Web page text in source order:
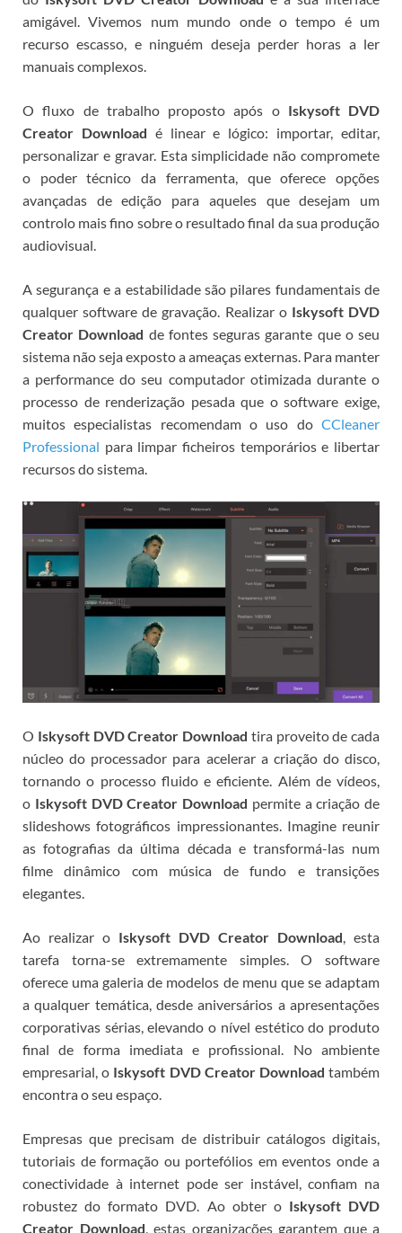
amigável. Vivemos num mundo onde o tempo é um
recurso escasso, e ninguém deseja perder horas a ler
manuais complexos.
O fluxo de trabalho proposto após o Iskysoft DVD
Creator Download é linear e lógico: importar, editar,
personalizar e gravar. Esta simplicidade não compromete
o poder técnico da ferramenta, que oferece opções
avançadas de edição para aqueles que desejam um
controlo mais fino sobre o resultado final da sua produção
audiovisual.
A segurança e a estabilidade são pilares fundamentais de
qualquer software de gravação. Realizar o Iskysoft DVD
Creator Download de fontes seguras garante que o seu
sistema não seja exposto a ameaças externas. Para manter
a performance do seu computador otimizada durante o
processo de renderização pesada que o software exige,
muitos especialistas recomendam o uso do CCleaner
Professional para limpar ficheiros temporários e libertar
recursos do sistema.
O Iskysoft DVD Creator Download tira proveito de cada
núcleo do processador para acelerar a criação do disco,
tornando o processo fluido e eficiente. Além de vídeos,
o Iskysoft DVD Creator Download permite a criação de
slideshows fotográficos impressionantes. Imagine reunir
as fotografias da última década e transformá-las num
filme dinâmico com música de fundo e transições
elegantes.
Ao realizar o Iskysoft DVD Creator Download, esta
tarefa torna-se extremamente simples. O software
oferece uma galeria de modelos de menu que se adaptam
a qualquer temática, desde aniversários a apresentações
corporativas sérias, elevando o nível estético do produto
final de forma imediata e profissional. No ambiente
empresarial, o Iskysoft DVD Creator Download também
encontra o seu espaço.
Empresas que precisam de distribuir catálogos digitais,
tutoriais de formação ou portefólios em eventos onde a
conectividade à internet pode ser instável, confiam na
robustez do formato DVD. Ao obter o Iskysoft DVD
Creator Download, estas organizações garantem que a